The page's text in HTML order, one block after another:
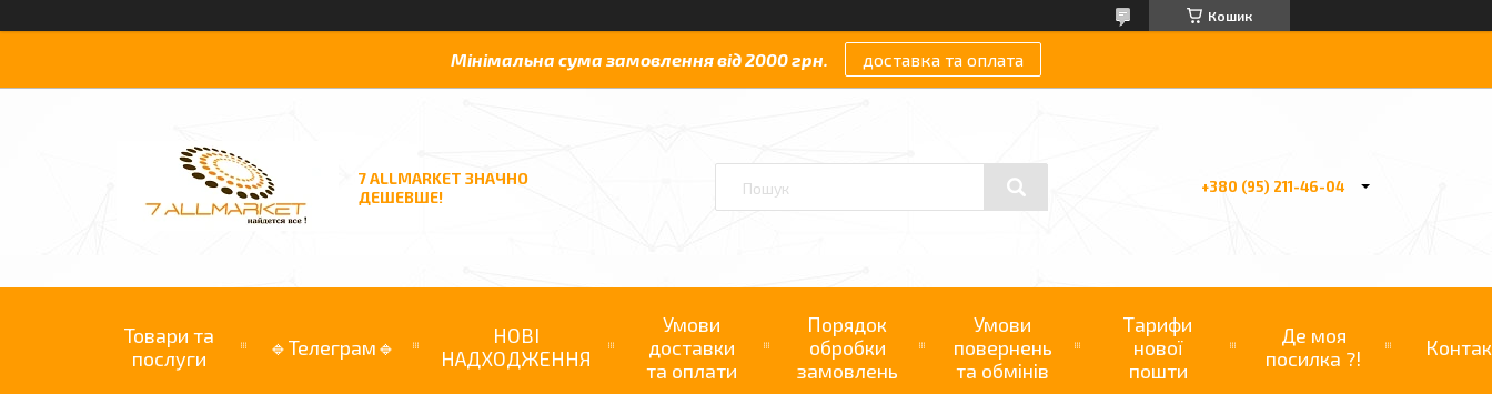
Кошик
Мінімальна сума замовлення від 2000 грн. доставка та оплата
7 ALLMARKET ЗНАЧНО
ДЕШЕВШЕ!
+380 (95) 211-46-04
Товари та
послуги
🔹Телеграм🔹
НОВІ
НАДХОДЖЕННЯ
Умови
доставки
та оплати
Порядок
обробки
замовлень
Умови
повернень
та обмінів
Тарифи
нової
пошти
Де моя
посилка ?!